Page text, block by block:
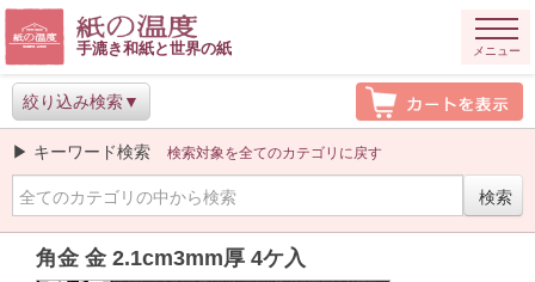
手漉き和紙と世界の紙 メニュー
絞り込み検索
▶ キーワード検索 検索対象を全てのカテゴリに戻す
角金 金 2.1cm3mm厚 4ケ入